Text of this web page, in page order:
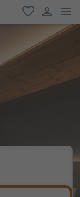
oblíbené